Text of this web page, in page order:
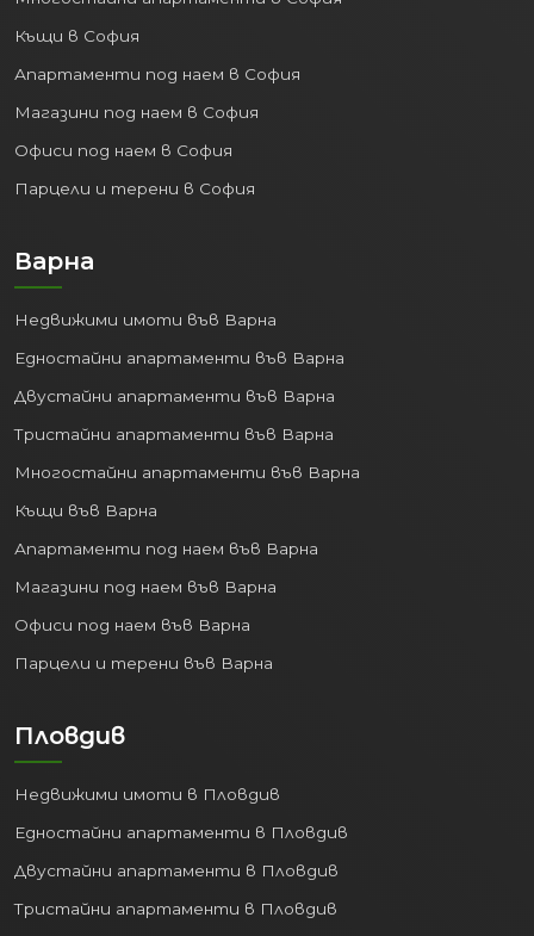
местното население разполага с все
повече средства. За вас като
инвеститор това означава две неща:
Сигурен пазар на наеми, където
наемателите могат да си позволят
благодарение на растящите си
доходи.
2. Рекордна заетост и
разрастващ се пазар на
труда
Пловдив и Тракия икономическа зона
генерират огромно количество нови
списъчен брой на работещите по
трудово правоотношение е нараснал
от 211 493 души през 2020 г. до
рекордно ниските
Всеки нов служител в региона е
жилище. Притокът на кадри от
съседни области гарантира, че
търсенето на апартаменти в Пловдив
Къщи в София
Апартаменти под наем в София
Магазини под наем в София
Офиси под наем в София
Парцели и терени в София
Варна
Недвижими имоти във Варна
Едностайни апартаменти във Варна
Двустайни апартаменти във Варна
Тристайни апартаменти във Варна
Многостайни апартаменти във Варна
Къщи във Варна
Апартаменти под наем във Варна
Магазини под наем във Варна
Офиси под наем във Варна
Парцели и терени във Варна
Пловдив
Недвижими имоти в Пловдив
Едностайни апартаменти в Пловдив
Двустайни апартаменти в Пловдив
Тристайни апартаменти в Пловдив